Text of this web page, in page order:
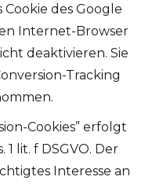
des Google
Internet-Browser
deaktivieren. Sie
Tracking
Cookies” erfolgt
lit. f DSGVO. Der
Interesse an